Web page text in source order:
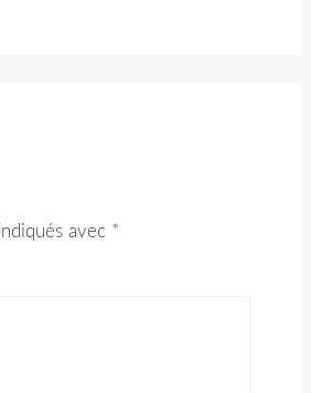
avec *